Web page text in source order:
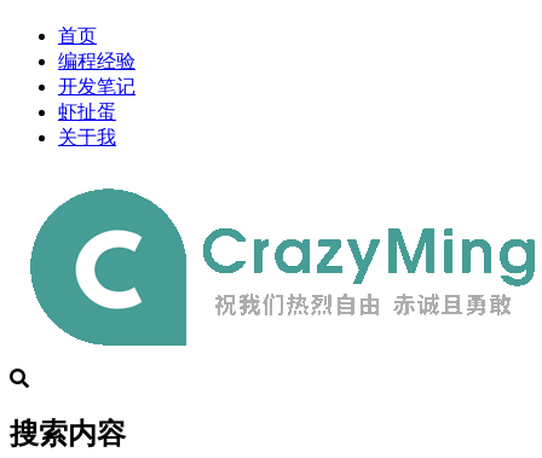
首页
编程经验
开发笔记
虾扯蛋
关于我
搜索内容